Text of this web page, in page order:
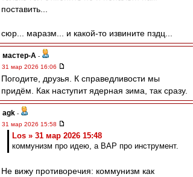
поставить...
сюр... маразм... и какой-то извините пздц...
мастер-А -
31 мар 2026 16:06
Погодите, друзья. К справедливости мы
придём. Как наступит ядерная зима, так сразу.
agk -
31 мар 2026 15:58
Los » 31 мар 2026 15:48
коммунизм про идею, а ВАР про инструмент.
Не вижу противоречия: коммунизм как